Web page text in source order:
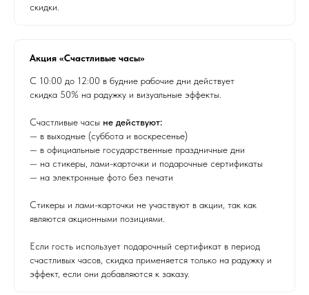
скидки.
Акция «Счастливые часы»
С 10:00 до 12:00 в будние рабочие дни действует
скидка 50% на радужку и визуальные эффекты.
Счастливые часы не действуют:
— в выходные (суббота и воскресенье)
— в официальные государственные праздничные дни
— на стикеры, лами-карточки и подарочные сертификаты
— на электронные фото без печати
Стикеры и лами-карточки не участвуют в акции, так как
являются акционными позициями.
Если гость использует подарочный сертификат в период
счастливых часов, скидка применяется только на радужку и
эффект, если они добавляются к заказу.